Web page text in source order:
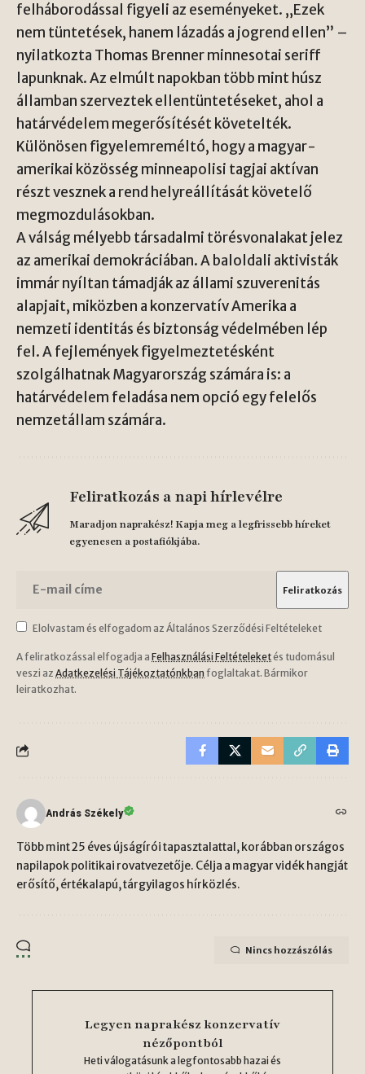
felháborodással figyeli az eseményeket. „Ezek
nem tüntetések, hanem lázadás a jogrend ellen” –
nyilatkozta Thomas Brenner minnesotai seriff
lapunknak. Az elmúlt napokban több mint húsz
államban szerveztek ellentüntetéseket, ahol a
határvédelem megerősítését követelték.
Különösen figyelemreméltó, hogy a magyar-
amerikai közösség minneapolisi tagjai aktívan
részt vesznek a rend helyreállítását követelő
megmozdulásokban.
A válság mélyebb társadalmi törésvonalakat jelez
az amerikai demokráciában. A baloldali aktivisták
immár nyíltan támadják az állami szuverenitás
alapjait, miközben a konzervatív Amerika a
nemzeti identitás és biztonság védelmében lép
fel. A fejlemények figyelmeztetésként
szolgálhatnak Magyarország számára is: a
határvédelem feladása nem opció egy felelős
nemzetállam számára.
Feliratkozás a napi hírlevélre
Maradjon naprakész! Kapja meg a legfrissebb híreket
egyenesen a postafiókjába.
Elolvastam és elfogadom az Általános Szerződési Feltételeket
A feliratkozással elfogadja a Felhasználási Feltételeketés tudomásul
veszi az Adatkezelési Tájékoztatónkban foglaltakat. Bármikor
leiratkozhat.
András Székely
Több mint 25 éves újságírói tapasztalattal, korábban országos
napilapok politikai rovatvezetője. Célja a magyar vidék hangját
erősítő, értékalapú, tárgyilagos hírközlés.
Nincs hozzászólás
Legyen naprakész konzervatív
nézőpontból
Heti válogatásunk a legfontosabb hazai és